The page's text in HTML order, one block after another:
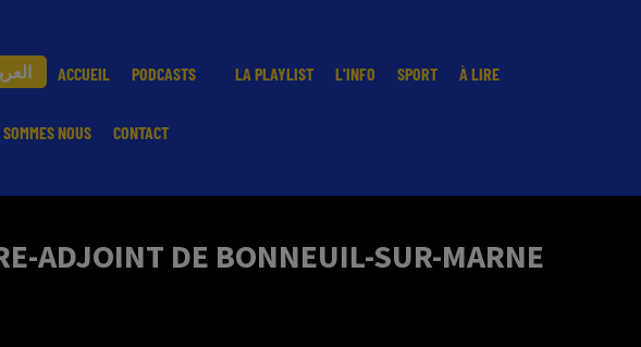
ACCUEIL PODCASTS LA PLAYLIST L'INFO SPORT À LIRE
NOUS CONTACT
ADJOINT DE BONNEUIL-SUR-MARNE